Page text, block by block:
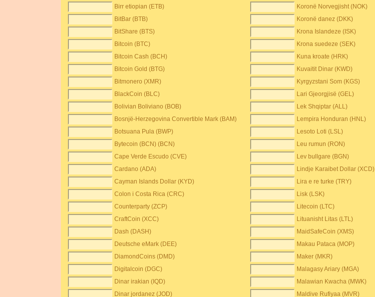
Birr etiopian (ETB)
Koronë Norvegjisht (NOK)
BitBar (BTB)
Koronë danez (DKK)
BitShare (BTS)
Krona Islandeze (ISK)
Bitcoin (BTC)
Krona suedeze (SEK)
Bitcoin Cash (BCH)
Kuna kroate (HRK)
Bitcoin Gold (BTG)
Kuvaitit Dinar (KWD)
Bitmonero (XMR)
Kyrgyzstani Som (KGS)
BlackCoin (BLC)
Lari Gjeorgjisë (GEL)
Bolivian Boliviano (BOB)
Lek Shqiptar (ALL)
Bosnjë-Herzegovina Convertible Mark (BAM)
Lempira Honduran (HNL)
Botsuana Pula (BWP)
Lesoto Loti (LSL)
Bytecoin (BCN) (BCN)
Leu rumun (RON)
Cape Verde Escudo (CVE)
Lev bullgare (BGN)
Cardano (ADA)
Lindje Karaibet Dollar (XCD)
Cayman Islands Dollar (KYD)
Lira e re turke (TRY)
Colon i Costa Rica (CRC)
Lisk (LSK)
Counterparty (ZCP)
Litecoin (LTC)
CraftCoin (XCC)
Lituanisht Litas (LTL)
Dash (DASH)
MaidSafeCoin (XMS)
Deutsche eMark (DEE)
Makau Pataca (MOP)
DiamondCoins (DMD)
Maker (MKR)
Digitalcoin (DGC)
Malagasy Ariary (MGA)
Dinar irakian (IQD)
Malawian Kwacha (MWK)
Dinar jordanez (JOD)
Maldive Rufiyaa (MVR)